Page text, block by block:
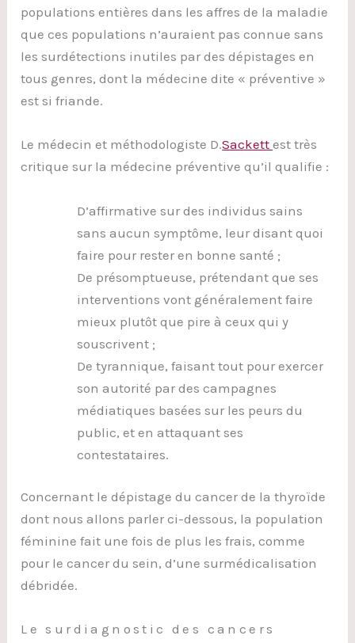
populations entières dans les affres de la maladie
que ces populations n’auraient pas connue sans
les surdétections inutiles par des dépistages en
tous genres, dont la médecine dite « préventive »
est si friande.
Le médecin et méthodologiste D.Sackettest très
critique sur la médecine préventive qu’il qualifie :
D’affirmative sur des individus sains
sans aucun symptôme, leur disant quoi
faire pour rester en bonne santé ;
De présomptueuse, prétendant que ses
interventions vont généralement faire
mieux plutôt que pire à ceux qui y
souscrivent ;
De tyrannique, faisant tout pour exercer
son autorité par des campagnes
médiatiques basées sur les peurs du
public, et en attaquant ses
contestataires.
Concernant le dépistage du cancer de la thyroïde
dont nous allons parler ci-dessous, la population
féminine fait une fois de plus les frais, comme
pour le cancer du sein, d’une surmédicalisation
débridée.
Le surdiagnostic des cancers